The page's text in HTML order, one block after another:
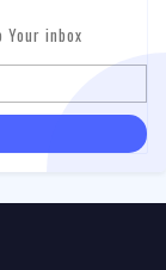
Your inbox